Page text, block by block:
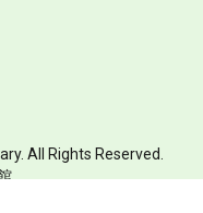
All Rights Reserved.